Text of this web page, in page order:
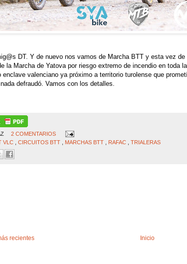
DT. Y de nuevo nos vamos de Marcha BTT y esta vez
la Marcha de Yatova por riesgo extremo de incendio en toda
enclave valenciano ya próximo a territorio turolense que
defraudó. Vamos con los detalles.
2 COMENTARIOS
VLC CIRCUITOS BTT MARCHAS BTT RAFAC TRIALERAS
recientes Inicio